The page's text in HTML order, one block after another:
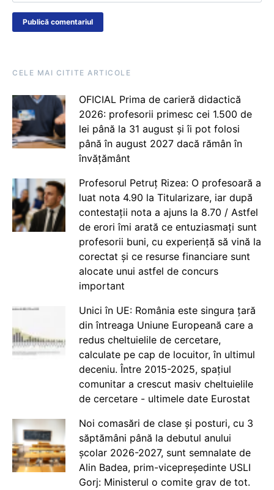
CELE MAI CITITE ARTICOLE
OFICIAL Prima de carieră didactică
2026: profesorii primesc cei 1.500 de
lei până la 31 august și îi pot folosi
până în august 2027 dacă rămân în
învățământ
Profesorul Petruț Rizea: O profesoară a
luat nota 4.90 la Titularizare, iar după
contestații nota a ajuns la 8.70 / Astfel
de erori îmi arată ce entuziasmați sunt
profesorii buni, cu experiență să vină la
corectat și ce resurse financiare sunt
alocate unui astfel de concurs
important
Unici în UE: România este singura țară
din întreaga Uniune Europeană care a
redus cheltuielile de cercetare,
calculate pe cap de locuitor, în ultimul
deceniu. Între 2015-2025, spațiul
comunitar a crescut masiv cheltuielile
de cercetare - ultimele date Eurostat
Noi comasări de clase și posturi, cu 3
săptămâni până la debutul anului
școlar 2026-2027, sunt semnalate de
Alin Badea, prim-vicepreședinte USLI
Gorj: Ministerul o comite grav de tot.